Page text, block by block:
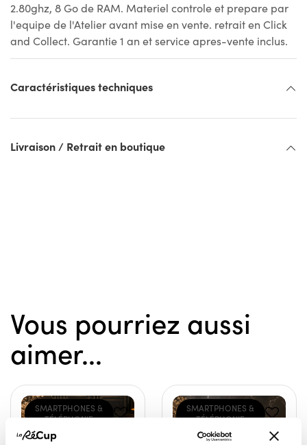
2.80ghz, 8 Go de RAM. Materiel controle et prepare par
l'equipe de l'Atelier avant mise en vente. retrait en Click
and Collect. Garantie 1 an et service apres-vente inclus.
Caractéristiques techniques
Livraison / Retrait en boutique
Vous pourriez aussi
aimer...
SMARTPHONES &
TÉLÉPHONIE
SMARTPHONES &
TÉLÉPHONIE